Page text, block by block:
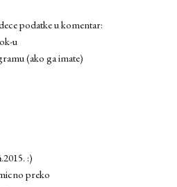
podatke u komentar:
u
(ako ga imate)
:)
preko